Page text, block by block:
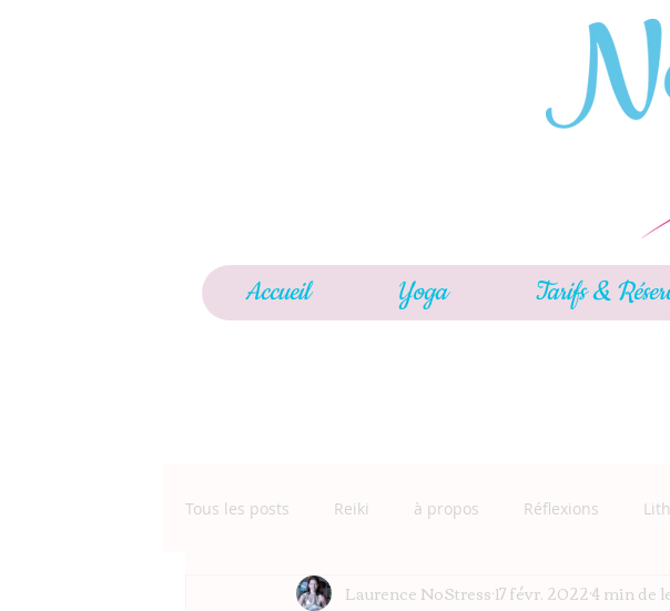
Accueil Yoga Tarifs &
Tous les posts Reiki à propos Réflexions
Laurence NoStress17 févr. 20224 min de